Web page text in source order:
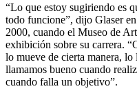
“Lo que estoy sugiriendo es
todo funcione”, dijo Glaser
2000, cuando el Museo de
exhibición sobre su carrera.
lo mueve de cierta manera,
llamamos bueno cuando
cuando falla un objetivo”.